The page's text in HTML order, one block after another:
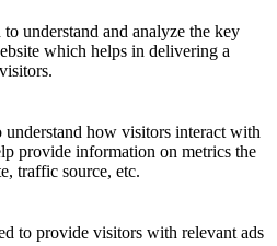
understand and analyze the key
which helps in delivering a
how visitors interact with
provide information on metrics the
traffic source, etc.
to provide visitors with relevant ads